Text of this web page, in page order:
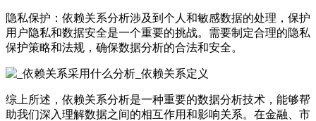
隐私保护：依赖关系分析涉及到个人和敏感数据的处理，保护
用户隐私和数据安全是一个重要的挑战。需要制定合理的隐私
保护策略和法规，确保数据分析的合法和安全。
综上所述，依赖关系分析是一种重要的数据分析技术，能够帮
助我们深入理解数据之间的相互作用和影响关系。在金融、市